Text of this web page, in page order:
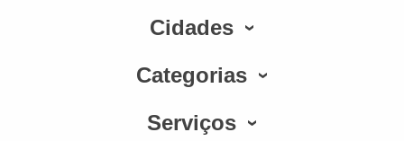
Cidades
Categorias
Serviços